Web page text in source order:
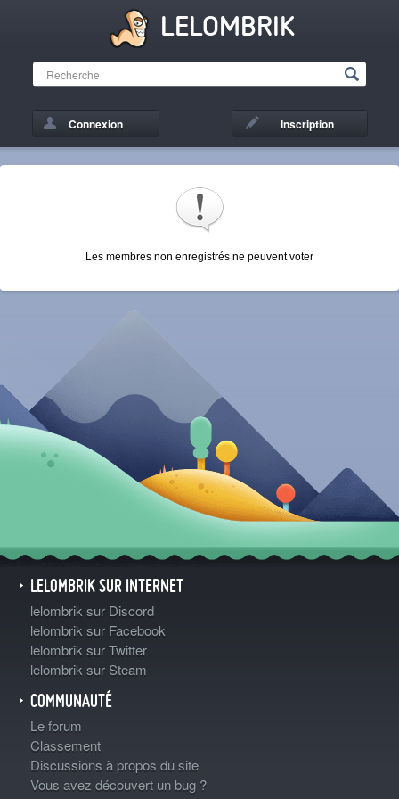
LELOMBRIK
Connexion Inscription
Les membres non enregistrés ne peuvent voter
LELOMBRIK SUR INTERNET
lelombrik sur Discord
lelombrik sur Facebook
lelombrik sur Twitter
lelombrik sur Steam
COMMUNAUTÉ
Le forum
Classement
Discussions à propos du site
Vous avez découvert un bug ?